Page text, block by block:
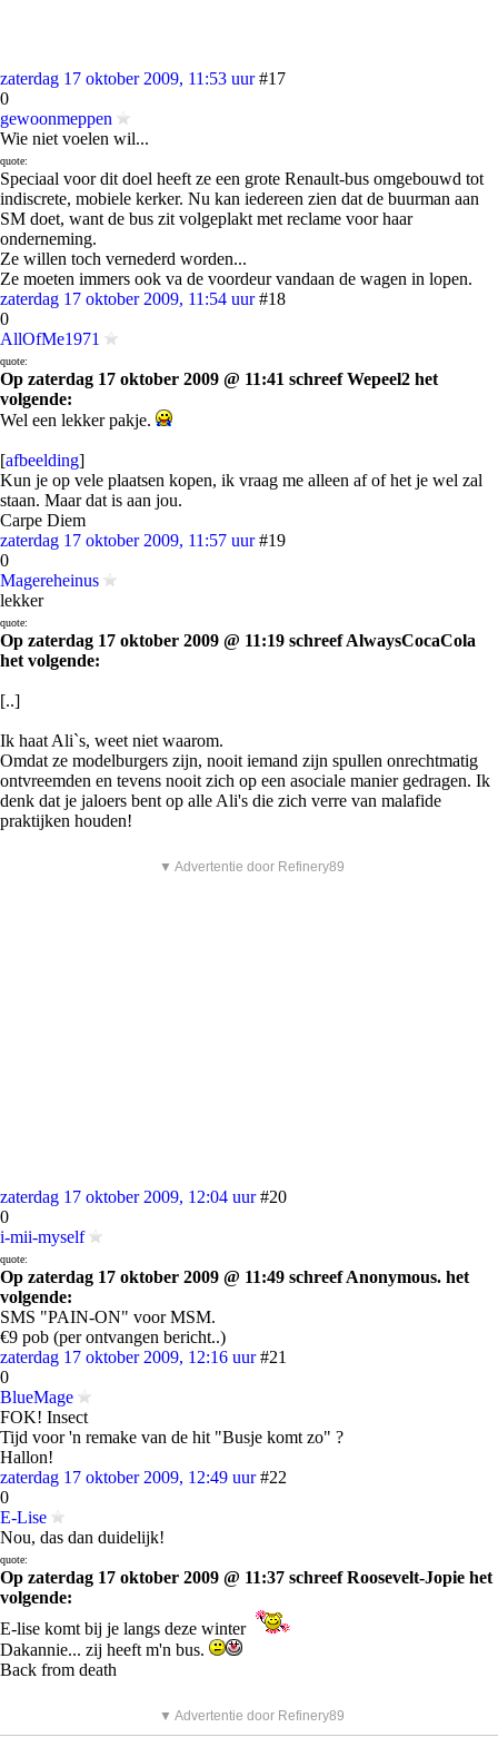
zaterdag 17 oktober 2009, 11:53 uur #17
0
gewoonmeppen
Wie niet voelen wil...
quote:
Speciaal voor dit doel heeft ze een grote Renault-bus omgebouwd tot
indiscrete, mobiele kerker. Nu kan iedereen zien dat de buurman aan
SM doet, want de bus zit volgeplakt met reclame voor haar
onderneming.
Ze willen toch vernederd worden...
Ze moeten immers ook va de voordeur vandaan de wagen in lopen.
zaterdag 17 oktober 2009, 11:54 uur #18
0
AllOfMe1971
quote:
Op zaterdag 17 oktober 2009 @ 11:41 schreef Wepeel2 het
volgende:
Wel een lekker pakje.
[afbeelding]
Kun je op vele plaatsen kopen, ik vraag me alleen af of het je wel zal
staan. Maar dat is aan jou.
Carpe Diem
zaterdag 17 oktober 2009, 11:57 uur #19
0
Magereheinus
lekker
quote:
Op zaterdag 17 oktober 2009 @ 11:19 schreef AlwaysCocaCola
het volgende:
[..]
Ik haat Ali`s, weet niet waarom.
Omdat ze modelburgers zijn, nooit iemand zijn spullen onrechtmatig
ontvreemden en tevens nooit zich op een asociale manier gedragen. Ik
denk dat je jaloers bent op alle Ali's die zich verre van malafide
praktijken houden!
▼ Advertentie door Refinery89
zaterdag 17 oktober 2009, 12:04 uur #20
0
i-mii-myself
quote:
Op zaterdag 17 oktober 2009 @ 11:49 schreef Anonymous. het
volgende:
SMS "PAIN-ON" voor MSM.
€9 pob (per ontvangen bericht..)
zaterdag 17 oktober 2009, 12:16 uur #21
0
BlueMage
FOK! Insect
Tijd voor 'n remake van de hit "Busje komt zo" ?
Hallon!
zaterdag 17 oktober 2009, 12:49 uur #22
0
E-Lise
Nou, das dan duidelijk!
quote:
Op zaterdag 17 oktober 2009 @ 11:37 schreef Roosevelt-Jopie het
volgende:
E-lise komt bij je langs deze winter
Dakannie... zij heeft m'n bus.
Back from death
▼ Advertentie door Refinery89